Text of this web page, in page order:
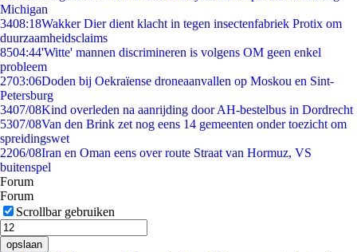
Michigan
3408:18Wakker Dier dient klacht in tegen insectenfabriek Protix om
duurzaamheidsclaims
8504:44'Witte' mannen discrimineren is volgens OM geen enkel
probleem
2703:06Doden bij Oekraïense droneaanvallen op Moskou en Sint-
Petersburg
3407/08Kind overleden na aanrijding door AH-bestelbus in Dordrecht
5307/08Van den Brink zet nog eens 14 gemeenten onder toezicht om
spreidingswet
2206/08Iran en Oman eens over route Straat van Hormuz, VS
buitenspel
Forum
Forum
Scrollbar gebruiken
opslaan